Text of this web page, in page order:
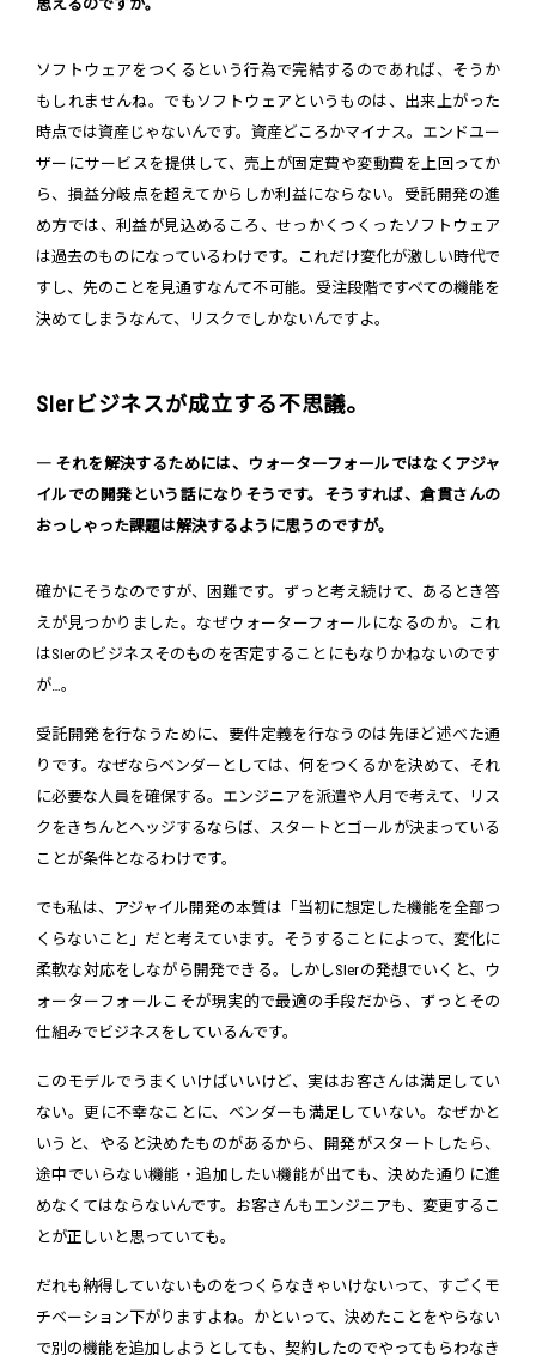
思えるのですが。
ソフトウェアをつくるという行為で完結するのであれば、そうか
もしれませんね。でもソフトウェアというものは、出来上がった
時点では資産じゃないんです。資産どころかマイナス。エンドユー
ザーにサービスを提供して、売上が固定費や変動費を上回ってか
ら、損益分岐点を超えてからしか利益にならない。受託開発の進
め方では、利益が見込めるころ、せっかくつくったソフトウェア
は過去のものになっているわけです。これだけ変化が激しい時代で
すし、先のことを見通すなんて不可能。受注段階ですべての機能を
決めてしまうなんて、リスクでしかないんですよ。
SIerビジネスが成立する不思議。
― それを解決するためには、ウォーターフォールではなくアジャ
イルでの開発という話になりそうです。そうすれば、倉貫さんの
おっしゃった課題は解決するように思うのですが。
確かにそうなのですが、困難です。ずっと考え続けて、あるとき答
えが見つかりました。なぜウォーターフォールになるのか。これ
はSIerのビジネスそのものを否定することにもなりかねないのです
が…。
受託開発を行なうために、要件定義を行なうのは先ほど述べた通
りです。なぜならベンダーとしては、何をつくるかを決めて、それ
に必要な人員を確保する。エンジニアを派遣や人月で考えて、リス
クをきちんとヘッジするならば、スタートとゴールが決まっている
ことが条件となるわけです。
でも私は、アジャイル開発の本質は「当初に想定した機能を全部つ
くらないこと」だと考えています。そうすることによって、変化に
柔軟な対応をしながら開発できる。しかしSIerの発想でいくと、ウ
ォーターフォールこそが現実的で最適の手段だから、ずっとその
仕組みでビジネスをしているんです。
このモデルでうまくいけばいいけど、実はお客さんは満足してい
ない。更に不幸なことに、ベンダーも満足していない。なぜかと
いうと、やると決めたものがあるから、開発がスタートしたら、
途中でいらない機能・追加したい機能が出ても、決めた通りに進
めなくてはならないんです。お客さんもエンジニアも、変更するこ
とが正しいと思っていても。
だれも納得していないものをつくらなきゃいけないって、すごくモ
チベーション下がりますよね。かといって、決めたことをやらない
で別の機能を追加しようとしても、契約したのでやってもらわなき